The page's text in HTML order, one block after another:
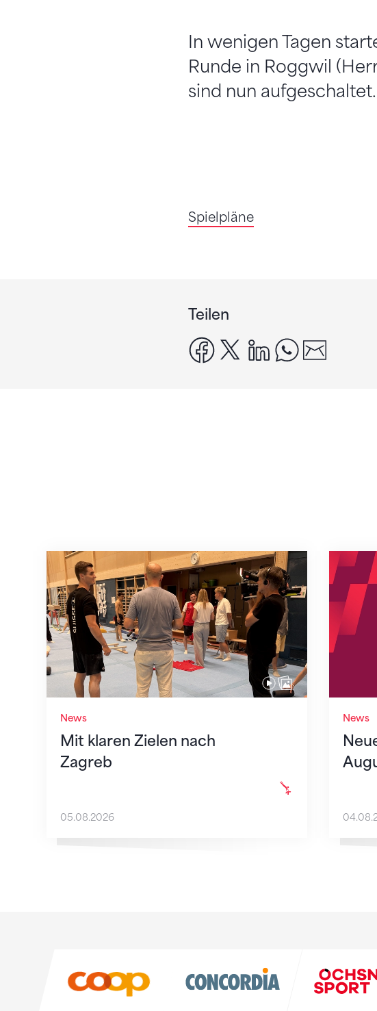
In wenigen Tagen
Runde in Roggwil
sind nun aufgeschaltet.
Spielpläne
Teilen
facebook
x linkedinwhatsapp
News
Mit klaren Zielen nach
Zagreb
Mit klaren Zielen nach Zagreb
05.08.2026
News
Neue